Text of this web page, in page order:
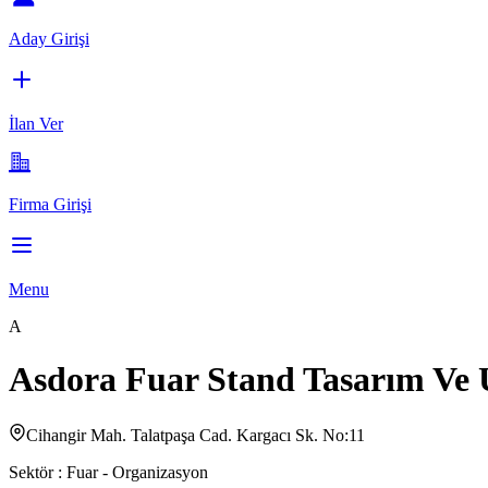
Aday Girişi
İlan Ver
Firma Girişi
Menu
A
Asdora Fuar Stand Tasarım Ve
Cihangir Mah. Talatpaşa Cad. Kargacı Sk. No:11
Sektör : Fuar - Organizasyon